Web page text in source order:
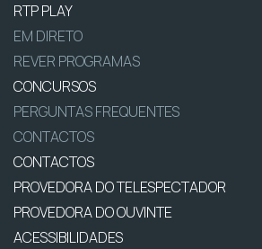
RTP PLAY
EM DIRETO
REVER PROGRAMAS
CONCURSOS
PERGUNTAS FREQUENTES
CONTACTOS
CONTACTOS
PROVEDORA DO TELESPECTADOR
PROVEDORA DO OUVINTE
ACESSIBILIDADES